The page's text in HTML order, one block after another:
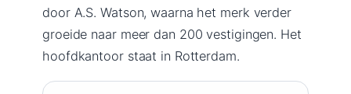
door A.S. Watson, waarna het merk verder
groeide naar meer dan 200 vestigingen. Het
hoofdkantoor staat in Rotterdam.